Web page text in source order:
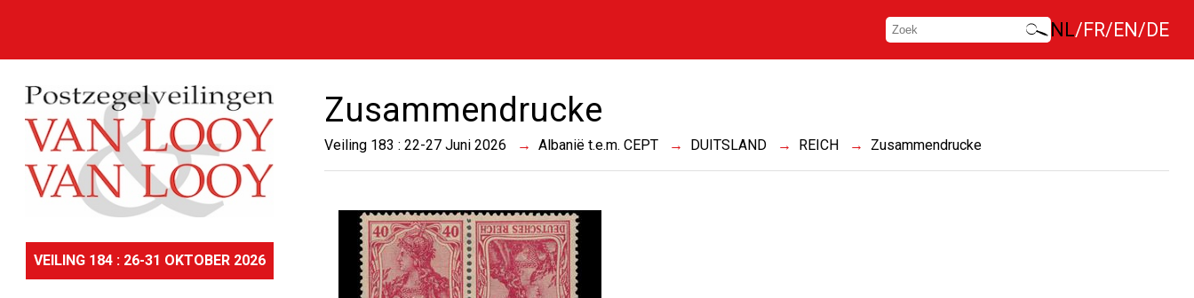
NL FR EN DE
VEILING 184 : 26-31 OKTOBER 2026
Zusammendrucke
Veiling 183 : 22-27 Juni 2026 Albanië t.e.m. CEPT DUITSLAND REICH Zusammendrucke